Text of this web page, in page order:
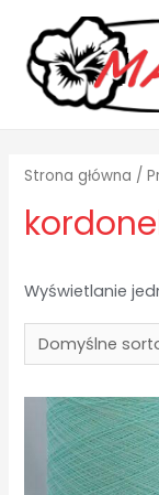
Strona główna /
Wyświetlanie